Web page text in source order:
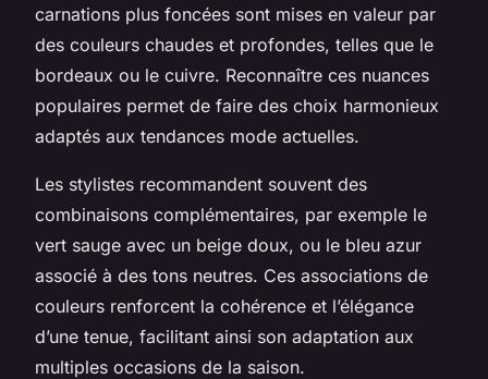
carnations plus foncées sont mises en valeur par
des couleurs chaudes et profondes, telles que le
bordeaux ou le cuivre. Reconnaître ces nuances
populaires permet de faire des choix harmonieux
adaptés aux tendances mode actuelles.
Les stylistes recommandent souvent des
combinaisons complémentaires, par exemple le
vert sauge avec un beige doux, ou le bleu azur
associé à des tons neutres. Ces associations de
couleurs renforcent la cohérence et l’élégance
d’une tenue, facilitant ainsi son adaptation aux
multiples occasions de la saison.